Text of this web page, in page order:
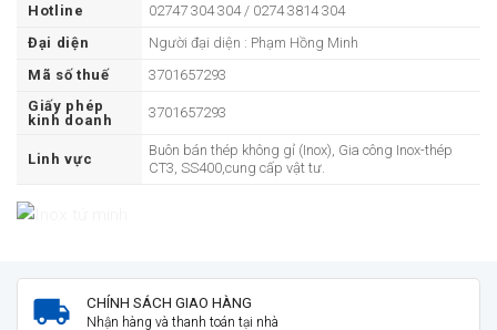
Hotline
02747 304 304 / 0274 3814 304
Đại diện
Người đại diện : Phạm Hồng Minh
Mã số thuế
3701657293
Giấy phép
kinh doanh
3701657293
Linh vực
Buôn bán thép không gỉ (Inox), Gia công Inox-thép
CT3, SS400,cung cấp vật tư.
CHÍNH SÁCH GIAO HÀNG
Nhận hàng và thanh toán tại nhà